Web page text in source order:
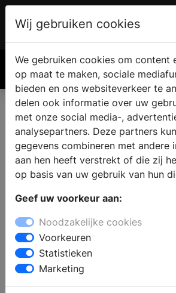
Wij gebruiken cookies
We gebruiken cookies om content
op maat te maken, sociale
bieden en ons websiteverkeer te
delen ook informatie over uw
met onze social media-,
analysepartners. Deze partners
gegevens combineren met andere
aan hen heeft verstrekt of die zij
op basis van uw gebruik van hun
Geef uw voorkeur aan:
Noodzakelijke cookies
Voorkeuren
Statistieken
Marketing